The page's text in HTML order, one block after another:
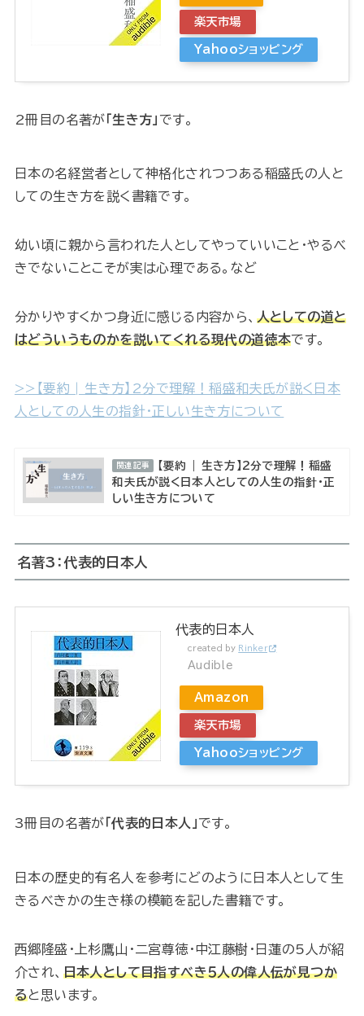
楽天市場
Yahooショッピング
2冊目の名著が 「生き方」 です。
日本の名経営者として神格化されつつある稲盛氏の人と
しての生き方を説く書籍です。
幼い頃に親から言われた人としてやっていいこと・やるべ
きでないことこそが実は心理である。など
分かりやすくかつ身近に感じる内容から、 人としての道と
はどういうものかを説いてくれる現代の道徳本です。
>>【要約 | 生き方】2分で理解！稲盛和夫氏が説く日本
人としての人生の指針・正しい生き方について
関連記事
【要約 | 生き方】2分で理解！稲盛
和夫氏が説く日本人としての人生の指針・正
しい生き方について
名著3：代表的日本人
代表的日本人
created by Rinker
Audible
Amazon
楽天市場
Yahooショッピング
3冊目の名著が「代表的日本人」です。
日本の歴史的有名人を参考にどのように日本人として生
きるべきかの生き様の模範を記した書籍です。
西郷隆盛・上杉鷹山・二宮尊徳・中江藤樹・日蓮の5人が紹
介され、 日本人として目指すべき５人の偉人伝が見つか
ると思います。